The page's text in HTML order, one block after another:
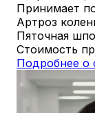
Принимает
Артроз
Пяточная
Стоимость
Подробнее о